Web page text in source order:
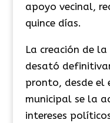
apoyo vecinal,
quince días.
La creación de
desató
pronto, desde el
municipal se la
intereses